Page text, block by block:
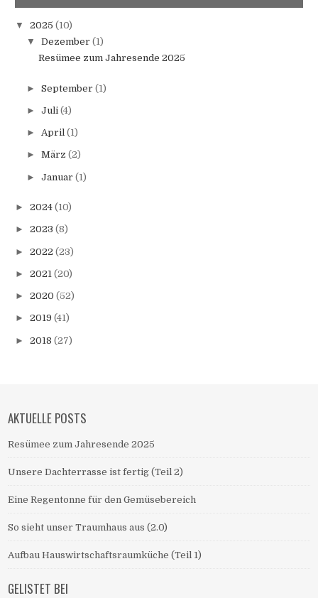
▼2025(10)
▼ Dezember (1)
Resümee zum Jahresende 2025
► September (1)
► Juli (4)
► April (1)
► März (2)
► Januar (1)
►2024(10)
►2023(8)
►2022(23)
►2021(20)
►2020(52)
►2019(41)
►2018(27)
AKTUELLE POSTS
Resümee zum Jahresende 2025
Unsere Dachterrasse ist fertig (Teil 2)
Eine Regentonne für den Gemüsebereich
So sieht unser Traumhaus aus (2.0)
Aufbau Hauswirtschaftsraumküche (Teil 1)
GELISTET BEI